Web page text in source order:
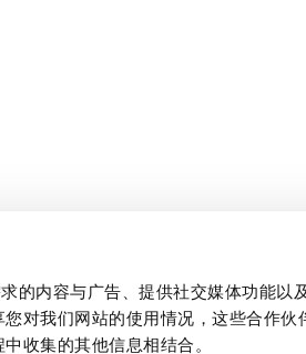
的内容与广告、提供社交媒体功能以
对我们网站的使用情况，这些合作伙
收集的其他信息相结合。